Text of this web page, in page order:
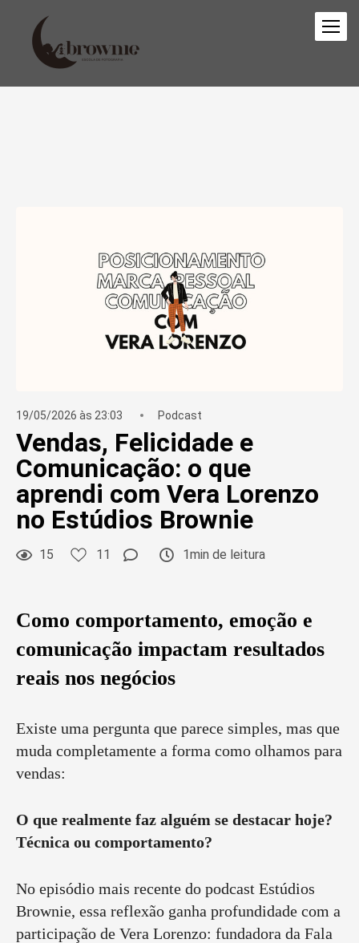
19/05/2026 às 23:03 Podcast
Vendas, Felicidade e
Comunicação: o que
aprendi com Vera Lorenzo
no Estúdios Brownie
15 11 1min de leitura
Como comportamento, emoção e
comunicação impactam resultados
reais nos negócios
Existe uma pergunta que parece simples, mas que
muda completamente a forma como olhamos para
vendas:
O que realmente faz alguém se destacar hoje?
Técnica ou comportamento?
No episódio mais recente do podcast Estúdios
Brownie, essa reflexão ganha profundidade com a
participação de Vera Lorenzo: fundadora da Fala